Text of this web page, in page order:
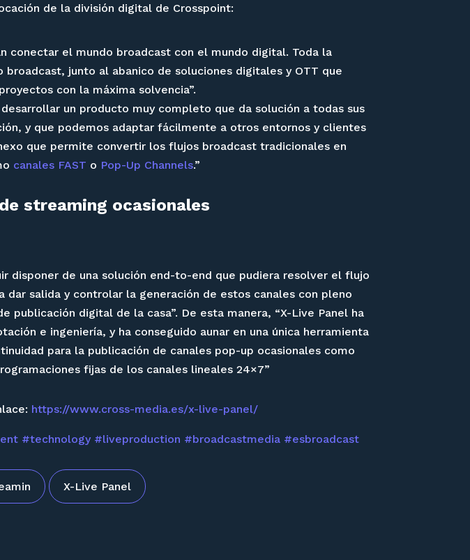
de la división digital de Crosspoint:
conectar el mundo broadcast con el mundo digital. Toda la
junto al abanico de soluciones digitales y OTT que
con la máxima solvencia”.
un producto muy completo que da solución a todas sus
y que podemos adaptar fácilmente a otros entornos y clientes
que permite convertir los flujos broadcast tradicionales en
canales FAST o Pop-Up Channels.”
streaming ocasionales
disponer de una solución end-to-end que pudiera resolver el flujo
salida y controlar la generación de estos canales con pleno
digital de la casa”. De esta manera, “X-Live Panel ha
e ingeniería, y ha conseguido aunar en una única herramienta
para la publicación de canales pop-up ocasionales como
fijas de los canales lineales 24×7”
https://www.cross-media.es/x-live-panel/
#technology #liveproduction #broadcastmedia #esbroadcast
X-Live Panel